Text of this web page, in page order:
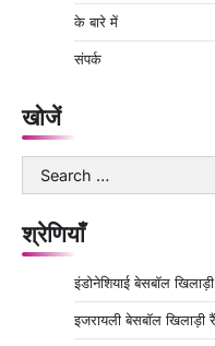
के बारे में
संपर्क
खोजें
Search
for:
श्रेणियाँ
इंडोनेशियाई बेसबॉल
इजरायली बेसबॉल खिलाड़ी